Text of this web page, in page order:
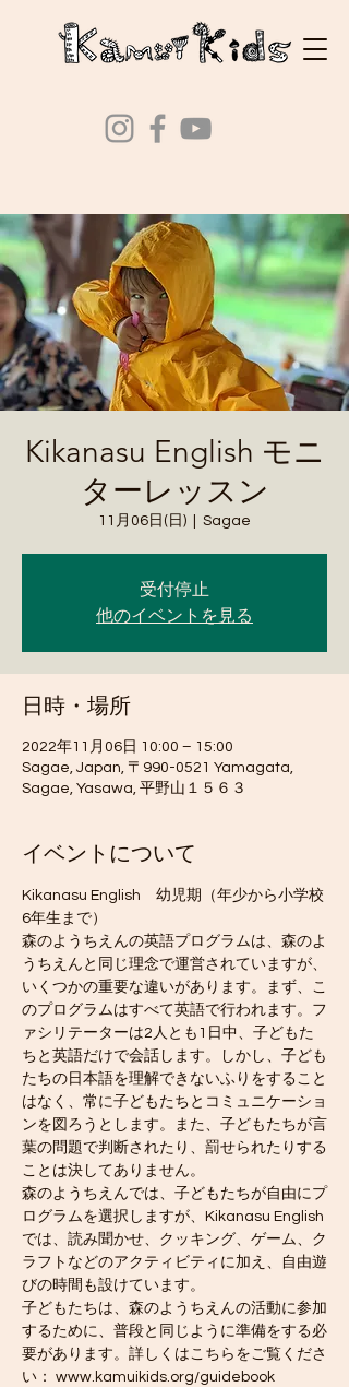
Kikanasu English モニ
ターレッスン
11月06日(日) Sagae
受付停止
他のイベントを見る
日時・場所
2022年11月06日 10:00 – 15:00
Sagae, Japan, 〒990-0521 Yamagata,
Sagae, Yasawa, 平野山１５６３
イベントについて
Kikanasu English　幼児期（年少から小学校
6年生まで）
森のようちえんの英語プログラムは、森のよ
うちえんと同じ理念で運営されていますが、
いくつかの重要な違いがあります。まず、こ
のプログラムはすべて英語で行われます。フ
ァシリテーターは2人とも1日中、子どもた
ちと英語だけで会話します。しかし、子ども
たちの日本語を理解できないふりをすること
はなく、常に子どもたちとコミュニケーショ
ンを図ろうとします。また、子どもたちが言
葉の問題で判断されたり、罰せられたりする
ことは決してありません。
森のようちえんでは、子どもたちが自由にプ
ログラムを選択しますが、Kikanasu English
では、読み聞かせ、クッキング、ゲーム、ク
ラフトなどのアクティビティに加え、自由遊
びの時間も設けています。
子どもたちは、森のようちえんの活動に参加
するために、普段と同じように準備をする必
要があります。詳しくはこちらをご覧くださ
い： www.kamuikids.org/guidebook